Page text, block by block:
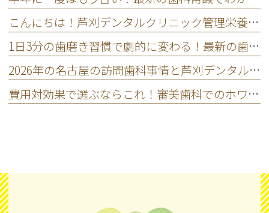
こんにちは！芦刈デンタルクリニック管理栄養士の菊地です😊
1日3分の歯磨き習慣で劇的に変わる！最新の歯周病予防テクニック
2026年の名古屋の訪問歯科事情と芦刈デンタルクリニックの凄さ
費用対効果で選ぶならこれ！審美歯科でのホワイトニングおすすめランキング2026